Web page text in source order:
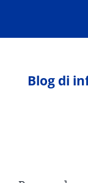
contenuto
Blog di